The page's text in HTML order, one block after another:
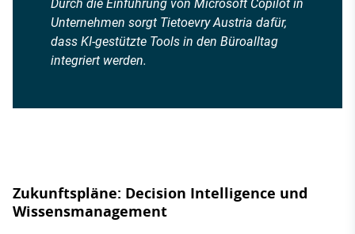
Durch die Einführung von Microsoft Copilot in
Unternehmen sorgt Tietoevry Austria dafür,
dass KI-gestützte Tools in den Büroalltag
integriert werden.
Zukunftspläne: Decision Intelligence und
Wissensmanagement